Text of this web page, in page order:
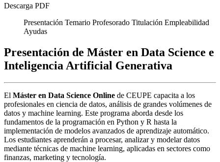
Descarga PDF
Presentación Temario Profesorado Titulación Empleabilidad
Ayudas
Presentación de Máster en Data Science e
Inteligencia Artificial Generativa
El Máster en Data Science Online de CEUPE capacita a los
profesionales en ciencia de datos, análisis de grandes volúmenes de
datos y machine learning. Este programa aborda desde los
fundamentos de la programación en Python y R hasta la
implementación de modelos avanzados de aprendizaje automático.
Los estudiantes aprenderán a procesar, analizar y modelar datos
mediante técnicas de machine learning, aplicadas en sectores como
finanzas, marketing y tecnología.